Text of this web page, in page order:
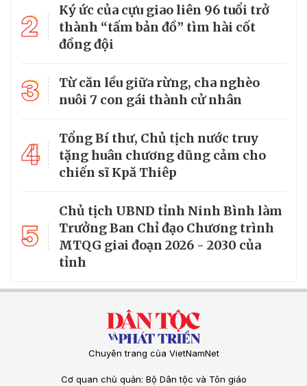
2
Ký ức của cựu giao liên 96 tuổi trở
thành “tấm bản đồ” tìm hài cốt
đồng đội
3
Từ căn lều giữa rừng, cha nghèo
nuôi 7 con gái thành cử nhân
4
Tổng Bí thư, Chủ tịch nước truy
tặng huân chương dũng cảm cho
chiến sĩ Kpă Thiêp
5
Chủ tịch UBND tỉnh Ninh Bình làm
Trưởng Ban Chỉ đạo Chương trình
MTQG giai đoạn 2026 - 2030 của
tỉnh
Chuyên trang của VietNamNet
Cơ quan chủ quản: Bộ Dân tộc và Tôn giáo